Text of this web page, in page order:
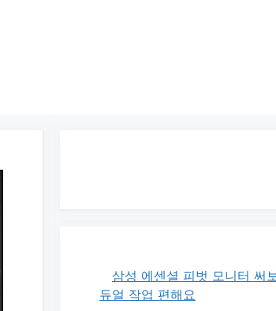
삼성 에센셜 피벗 모니터 써
듀얼 작업 편해요